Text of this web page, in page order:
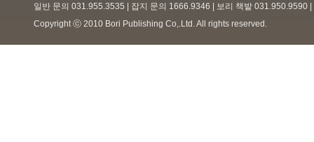
일반 문의 031.955.3535 | 잡지 문의 1666.9346 | 보리 책밭 031.950.9590
Copyright ⓒ 2010 Bori Publishing Co,.Ltd. All rights reserved.